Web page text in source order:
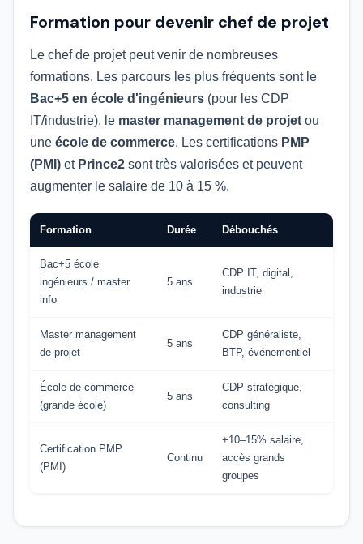
Formation pour devenir chef de projet
Le chef de projet peut venir de nombreuses
formations. Les parcours les plus fréquents sont le
Bac+5 en école d'ingénieurs (pour les CDP
IT/industrie), le master management de projet ou
une école de commerce. Les certifications PMP
(PMI) et Prince2 sont très valorisées et peuvent
augmenter le salaire de 10 à 15 %.
Formation Durée Débouchés
Bac+5 école
ingénieurs / master
info
5 ans
CDP IT, digital,
industrie
Master management
de projet
5 ans
CDP généraliste,
BTP, événementiel
École de commerce
(grande école)
5 ans
CDP stratégique,
consulting
Certification PMP
(PMI)
Continu
+10–15% salaire,
accès grands
groupes